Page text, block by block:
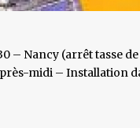
– Nancy (arrêt tasse
midi – Installation